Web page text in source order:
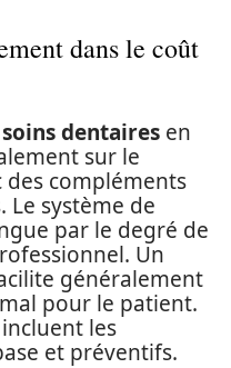
dans le coût
dentaires en
sur le
des compléments
système de
par le degré de
Un
généralement
pour le patient.
les
et préventifs.